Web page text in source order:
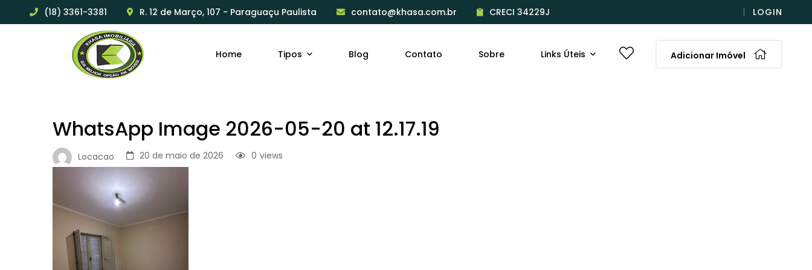
(18) 3361-3381 R. 12 de Março, 107 - Paraguaçu Paulista contato@khasa.com.br CRECI 34229J LOGIN
Home Tipos Blog Contato Sobre Links Úteis Adicionar Imóvel
WhatsApp Image 2026-05-20 at 12.17.19
Locacao 20 de maio de 2026 views
0